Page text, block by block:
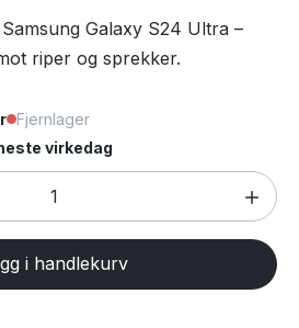
Galaxy S24 Ultra –
riper og sprekker.
Fjernlager
virkedag
i handlekurv